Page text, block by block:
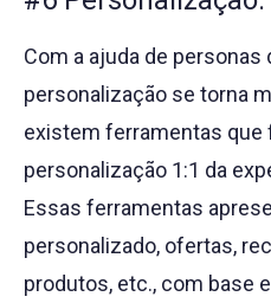
Com a ajuda de
personalização se torna
existem ferramentas que
personalização 1:1 da
Essas ferramentas
personalizado, ofertas,
produtos, etc., com base